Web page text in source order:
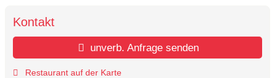
Kontakt
unverb. Anfrage senden
Restaurant auf der Karte